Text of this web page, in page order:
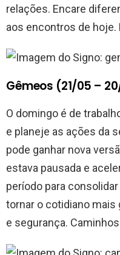
relações. Encare
aos encontros de hoje.
Gêmeos (21/05 –
O domingo é de
e planeje as ações da
pode ganhar nova
estava pausada e
período para
tornar o cotidiano
e segurança.